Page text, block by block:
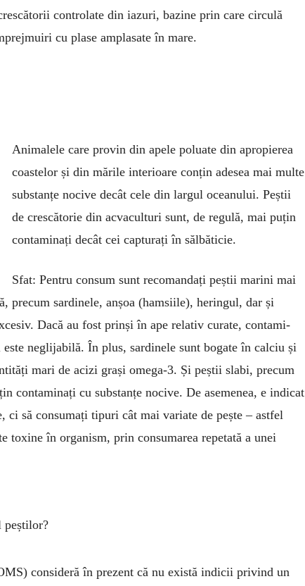
controlate din iazuri, bazine prin care circulă
cu plase amplasate în mare.
Animalele care provin din apele poluate din apropierea
coastelor și din mările interioare conțin adesea mai multe
substanțe nocive de­cât cele din largul oceanului. Peștii
de cres­că­torie din acvaculturi sunt, de regulă, mai puțin
con­taminați decât cei capturați în sălbă­ticie.
Sfat: Pentru con­sum sunt re­­comandați peș­tii marini mai
precum sar­dinele, an­șoa (hamsii­le), herin­gul, dar și
Dacă au fost prinși în ape re­lativ curate, con­ta­mi­
neglija­bilă. În plus, sardinele sunt bogate în calciu și
mari de acizi grași omega-3. Și peștii slabi, precum
contaminați cu substanțe nocive. De aseme­nea, e indicat
ci să consumați tipuri cât mai va­riate de pește – astfel
toxine în organism, prin consumarea repetată a unei
peștilor?
consideră în prezent că nu există indicii privind un